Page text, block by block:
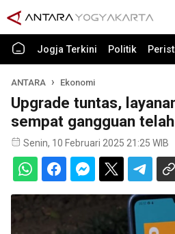
Jogja Terkini Politik
ANTARA Ekonomi
Upgrade tuntas,
sempat gangguan
Senin, 10 Februari 2025 21:25 WIB